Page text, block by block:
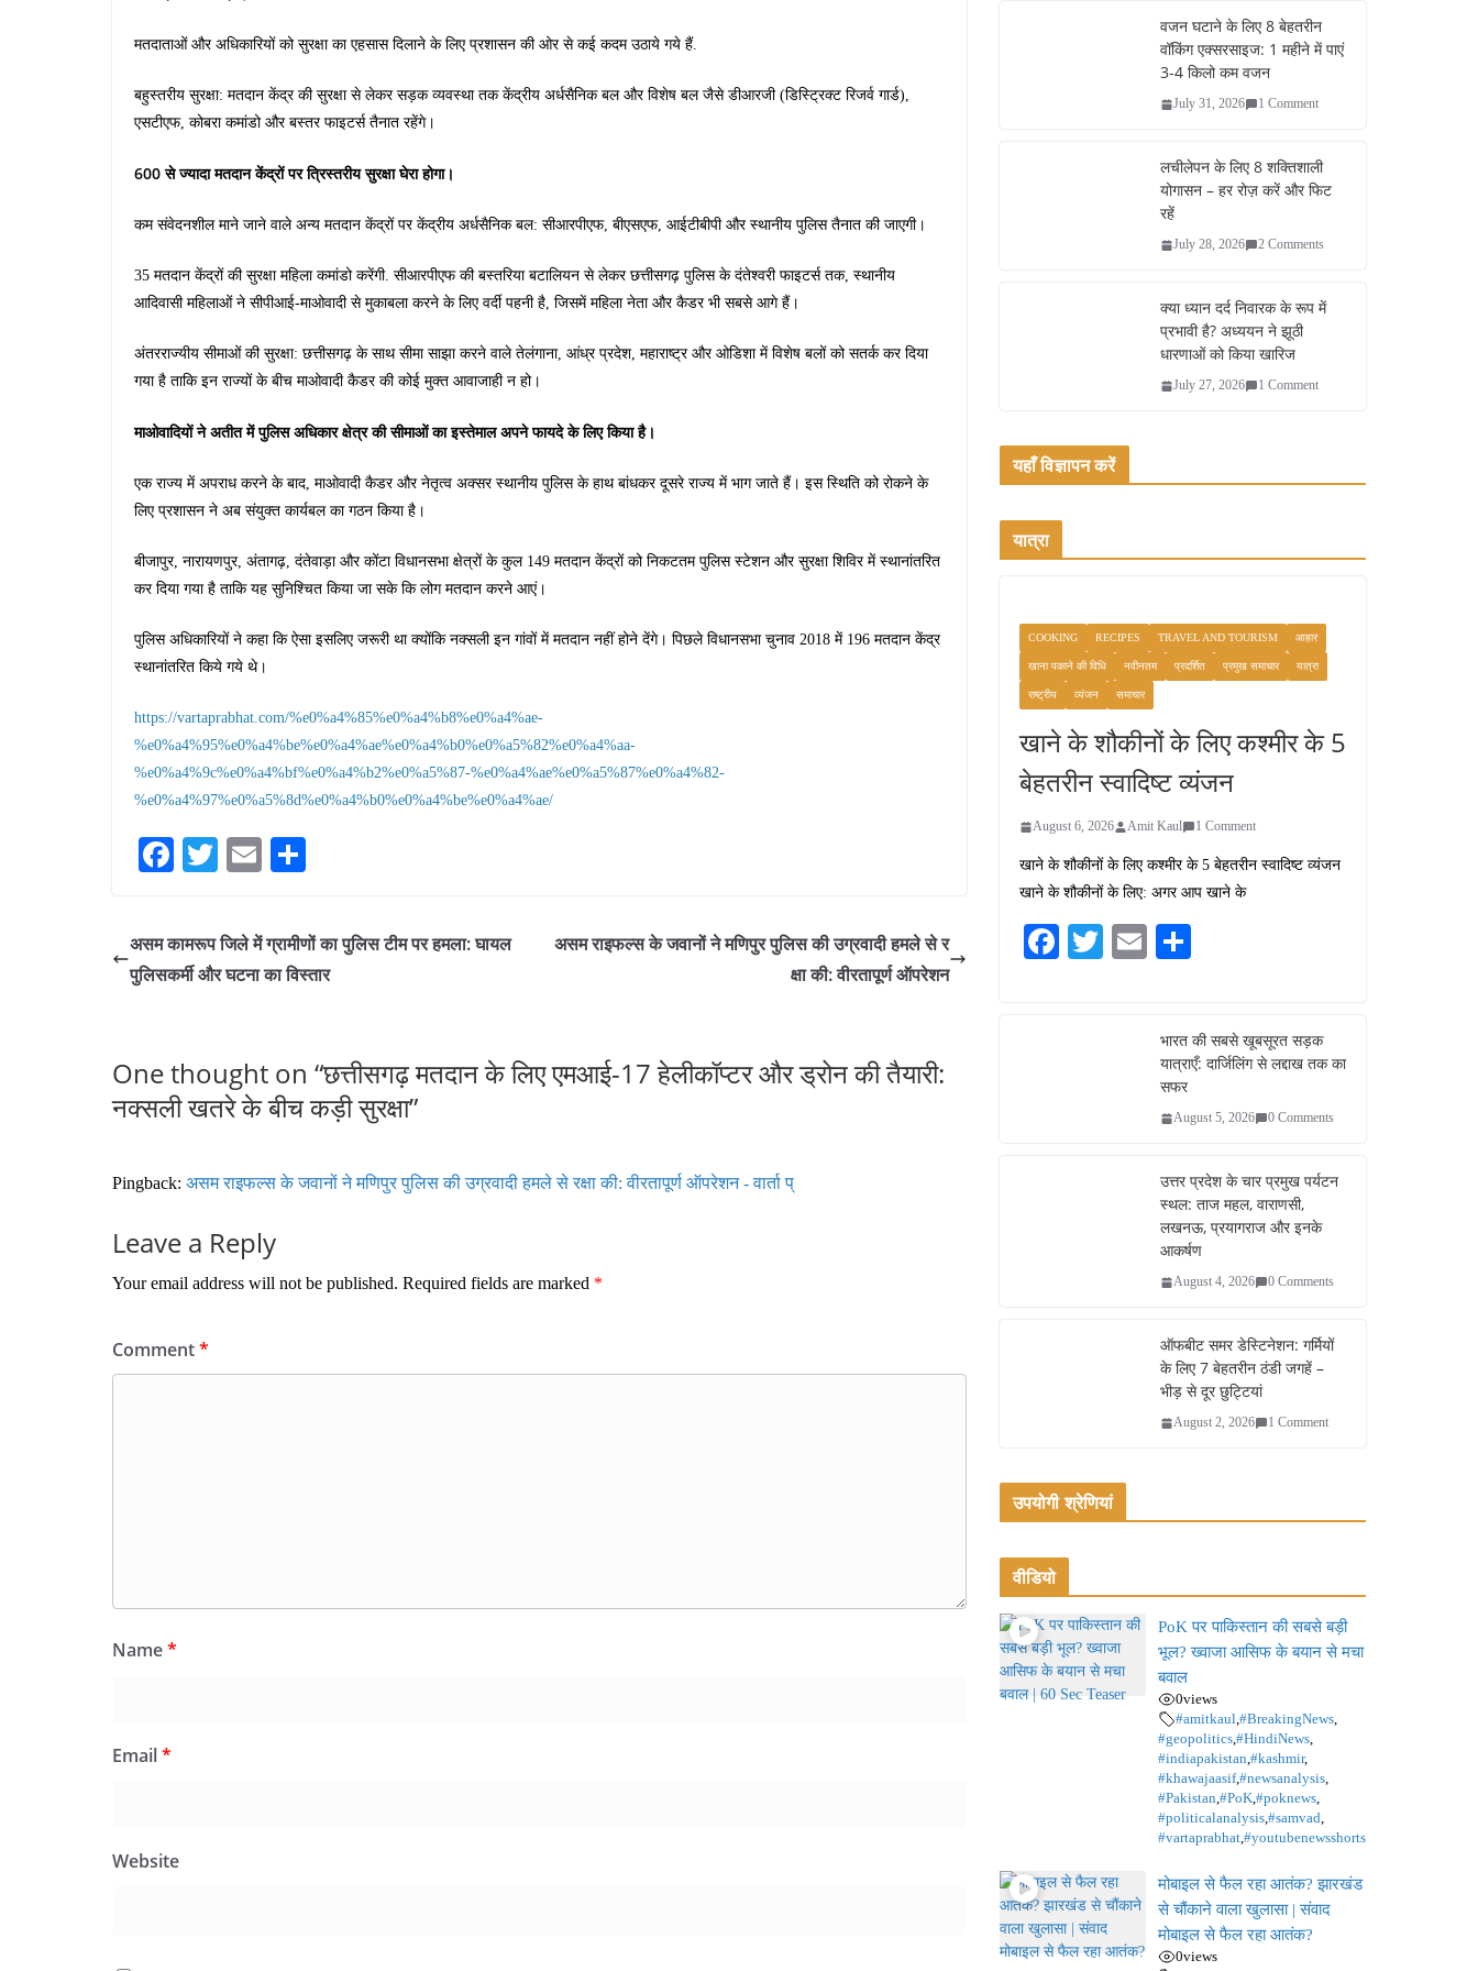
मतदाताओं और अधिकारियों को सुरक्षा का एहसास दिलाने के लिए प्रशासन की ओर से कई कदम उठाये गये हैं.
बहुस्तरीय सुरक्षा: मतदान केंद्र की सुरक्षा से लेकर सड़क व्यवस्था तक केंद्रीय अर्धसैनिक बल और विशेष बल जैसे डीआरजी (डिस्ट्रिक्ट रिजर्व गार्ड),
एसटीएफ, कोबरा कमांडो और बस्तर फाइटर्स तैनात रहेंगे।
600 से ज्यादा मतदान केंद्रों पर त्रिस्तरीय सुरक्षा घेरा होगा।
कम संवेदनशील माने जाने वाले अन्य मतदान केंद्रों पर केंद्रीय अर्धसैनिक बल: सीआरपीएफ, बीएसएफ, आईटीबीपी और स्थानीय पुलिस तैनात की जाएगी।
35 मतदान केंद्रों की सुरक्षा महिला कमांडो करेंगी. सीआरपीएफ की बस्तरिया बटालियन से लेकर छत्तीसगढ़ पुलिस के दंतेश्वरी फाइटर्स तक, स्थानीय
आदिवासी महिलाओं ने सीपीआई-माओवादी से मुकाबला करने के लिए वर्दी पहनी है, जिसमें महिला नेता और कैडर भी सबसे आगे हैं।
अंतरराज्यीय सीमाओं की सुरक्षा: छत्तीसगढ़ के साथ सीमा साझा करने वाले तेलंगाना, आंध्र प्रदेश, महाराष्ट्र और ओडिशा में विशेष बलों को सतर्क कर दिया
गया है ताकि इन राज्यों के बीच माओवादी कैडर की कोई मुक्त आवाजाही न हो।
माओवादियों ने अतीत में पुलिस अधिकार क्षेत्र की सीमाओं का इस्तेमाल अपने फायदे के लिए किया है।
एक राज्य में अपराध करने के बाद, माओवादी कैडर और नेतृत्व अक्सर स्थानीय पुलिस के हाथ बांधकर दूसरे राज्य में भाग जाते हैं। इस स्थिति को रोकने के
लिए प्रशासन ने अब संयुक्त कार्यबल का गठन किया है।
बीजापुर, नारायणपुर, अंतागढ़, दंतेवाड़ा और कोंटा विधानसभा क्षेत्रों के कुल 149 मतदान केंद्रों को निकटतम पुलिस स्टेशन और सुरक्षा शिविर में स्थानांतरित
कर दिया गया है ताकि यह सुनिश्चित किया जा सके कि लोग मतदान करने आएं।
पुलिस अधिकारियों ने कहा कि ऐसा इसलिए जरूरी था क्योंकि नक्सली इन गांवों में मतदान नहीं होने देंगे। पिछले विधानसभा चुनाव 2018 में 196 मतदान केंद्र
स्थानांतरित किये गये थे।
https://vartaprabhat.com/%e0%a4%85%e0%a4%b8%e0%a4%ae-
%e0%a4%95%e0%a4%be%e0%a4%ae%e0%a4%b0%e0%a5%82%e0%a4%aa-
%e0%a4%9c%e0%a4%bf%e0%a4%b2%e0%a5%87-%e0%a4%ae%e0%a5%87%e0%a4%82-
%e0%a4%97%e0%a5%8d%e0%a4%b0%e0%a4%be%e0%a4%ae/
Fa
ok
T
tte
r
E
ail re
असम कामरूप जिले में ग्रामीणों का पुलिस टीम पर हमला: घायल
पुलिसकर्मी और घटना का विस्तार
असम राइफल्स के जवानों ने मणिपुर पुलिस की उग्रवादी हमले से र
क्षा की: वीरतापूर्ण ऑपरेशन
One thought on “छत्तीसगढ़ मतदान के लिए एमआई-17 हेलीकॉप्टर और ड्रोन की तैयारी:
नक्सली खतरे के बीच कड़ी सुरक्षा”
Pingback: असम राइफल्स के जवानों ने मणिपुर पुलिस की उग्रवादी हमले से रक्षा की: वीरतापूर्ण ऑपरेशन - वार्ता प्
Leave a Reply
Your email address will not be published. Required fields are marked *
Comment*
Name*
Email*
Website
वजन घटाने के लिए 8 बेहतरीन
वॉकिंग एक्सरसाइज: 1 महीने में पाएं
3-4 किलो कम वजन
July 31, 2026 1 Comment
लचीलेपन के लिए 8 शक्तिशाली
योगासन – हर रोज़ करें और फिट
रहें
July 28, 2026 2 Comments
क्या ध्यान दर्द निवारक के रूप में
प्रभावी है? अध्ययन ने झूठी
धारणाओं को किया खारिज
July 27, 2026 1 Comment
यहाँ विज्ञापन करें
यात्रा
COOKING RECIPES TRAVEL AND TOURISM आहार
खाना पकाने की विधि नवीनतम प्रदर्शित प्रमुख समाचार यात्रा
राष्ट्रीय व्यंजन समाचार
खाने के शौकीनों के लिए कश्मीर के 5
बेहतरीन स्वादिष्ट व्यंजन
August 6, 2026 Amit Kaul 1 Comment
खाने के शौकीनों के लिए कश्मीर के 5 बेहतरीन स्वादिष्ट व्यंजन
खाने के शौकीनों के लिए: अगर आप खाने के
Fa T
E
भारत की सबसे खूबसूरत सड़क
यात्राएँ: दार्जिलिंग से लद्दाख तक का
सफर
August 5, 2026 0 Comments
उत्तर प्रदेश के चार प्रमुख पर्यटन
स्थल: ताज महल, वाराणसी,
लखनऊ, प्रयागराज और इनके
आकर्षण
August 4, 2026 0 Comments
ऑफबीट समर डेस्टिनेशन: गर्मियों
के लिए 7 बेहतरीन ठंडी जगहें –
भीड़ से दूर छुट्टियां
August 2, 2026 1 Comment
उपयोगी श्रेणियां
वीडियो
PoK पर पाकिस्तान की सबसे बड़ी
भूल? ख्वाजा आसिफ के बयान से मचा
बवाल
0views
#amitkaul,#BreakingNews,
#geopolitics,#HindiNews,
#indiapakistan,#kashmir,
#khawajaasif,#newsanalysis,
#Pakistan,#PoK,#poknews,
#politicalanalysis,#samvad,
#vartaprabhat,#youtubenewsshorts
मोबाइल से फैल रहा आतंक? झारखंड
से चौंकाने वाला खुलासा | संवाद
मोबाइल से फैल रहा आतंक?
0views